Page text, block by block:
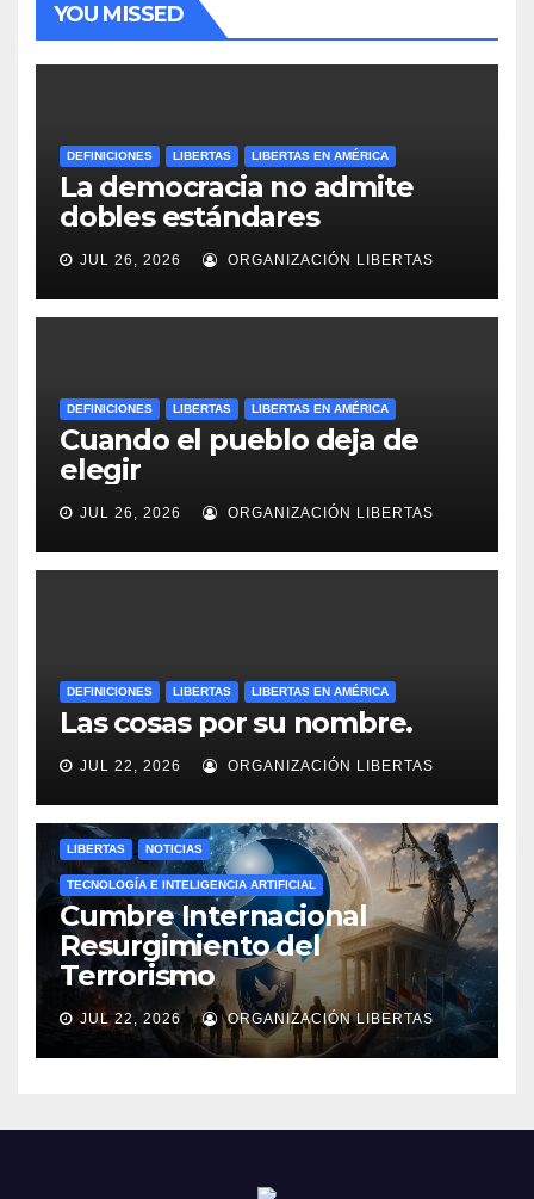
YOU MISSED
DEFINICIONES LIBERTAS LIBERTAS EN AMÉRICA
La democracia no admite
dobles estándares
JUL 26, 2026 ORGANIZACIÓN LIBERTAS
DEFINICIONES LIBERTAS LIBERTAS EN AMÉRICA
Cuando el pueblo deja de
elegir
JUL 26, 2026 ORGANIZACIÓN LIBERTAS
DEFINICIONES LIBERTAS LIBERTAS EN AMÉRICA
Las cosas por su nombre.
JUL 22, 2026 ORGANIZACIÓN LIBERTAS
LIBERTAS NOTICIAS
TECNOLOGÍA E INTELIGENCIA ARTIFICIAL
Cumbre Internacional
Resurgimiento del
Terrorismo
JUL 22, 2026 ORGANIZACIÓN LIBERTAS